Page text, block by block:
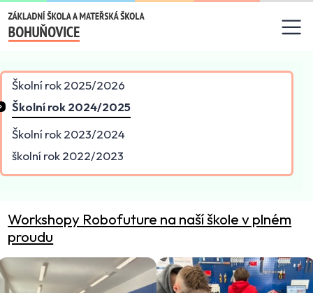
Základní škola a mateřská
Školní rok 2025/2026
Školní rok 2024/2025
Školní rok 2023/2024
školní rok 2022/2023
Workshopy Robofuture na naší škole v plném
proudu